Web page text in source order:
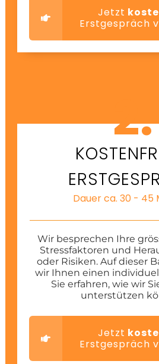
Jetzt
Erstgespräch
2.
Dauer ca. 30 - 45
Wir besprechen Ihre
Stressfaktoren und
oder Risiken. Auf dieser
wir Ihnen einen
Sie erfahren, wie wir
unterstützen
Jetzt
Erstgespräch